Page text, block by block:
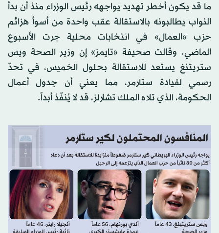
ما قد يكون أخطر تهديد يواجهه رئيس الوزراء منذ أن بدأ
النواب يطالبونه بالاستقالة عقب واحدة من أسوأ هزائم
حزب «العمال» في انتخابات محلية جرت الأسبوع
الماضي. وقالت صحيفة «تايمز» إن وزير الصحة ويس
ستريتنغ يستعد للاستقالة بحلول الخميس، في تحدّ
رسمي لقيادة ستارمر، مما يعني أن جدول أعمال
الحكومة، الذي تلاه الملك تشارلز، قد لا ‌يُنفّذ أبداً.